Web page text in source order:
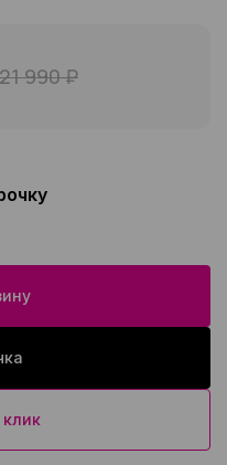
21 990 ₽
клик